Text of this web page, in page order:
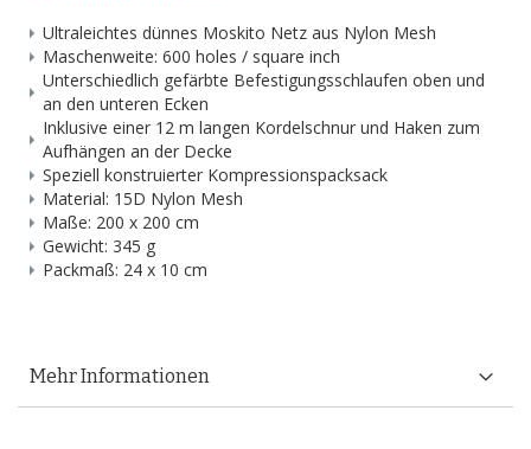
Ultraleichtes dünnes Moskito Netz aus Nylon Mesh
Maschenweite: 600 holes / square inch
Unterschiedlich gefärbte Befestigungsschlaufen oben und
an den unteren Ecken
Inklusive einer 12 m langen Kordelschnur und Haken zum
Aufhängen an der Decke
Speziell konstruierter Kompressionspacksack
Material: 15D Nylon Mesh
Maße: 200 x 200 cm
Gewicht: 345 g
Packmaß: 24 x 10 cm
Mehr Informationen